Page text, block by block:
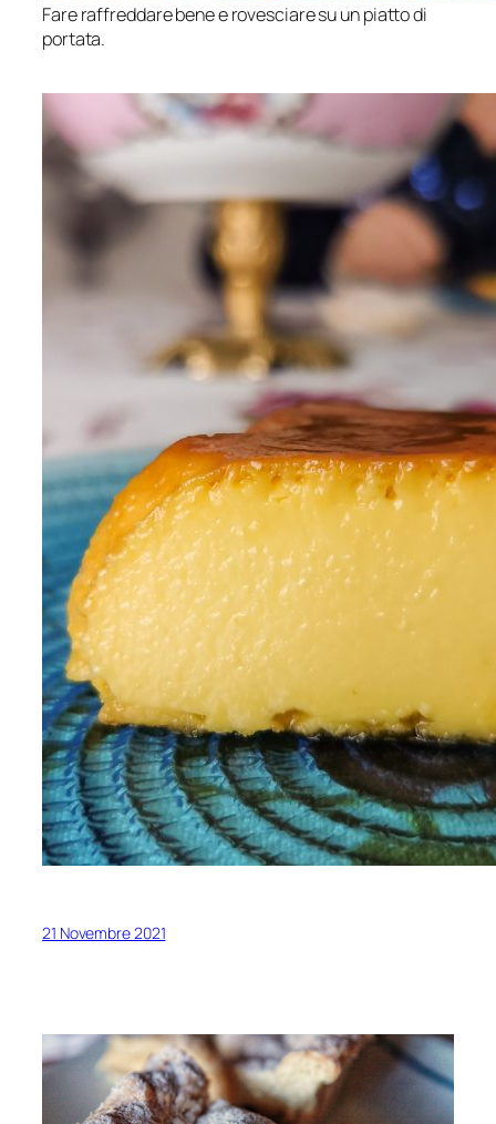
Fare raffreddare bene e rovesciare su un piatto di
portata.
21 Novembre 2021